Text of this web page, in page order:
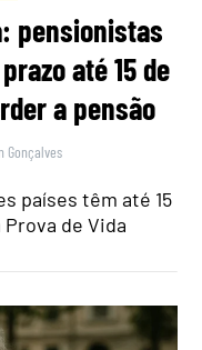
pensionistas
até 15 de
a pensão
Gonçalves
países têm até 15
de Vida